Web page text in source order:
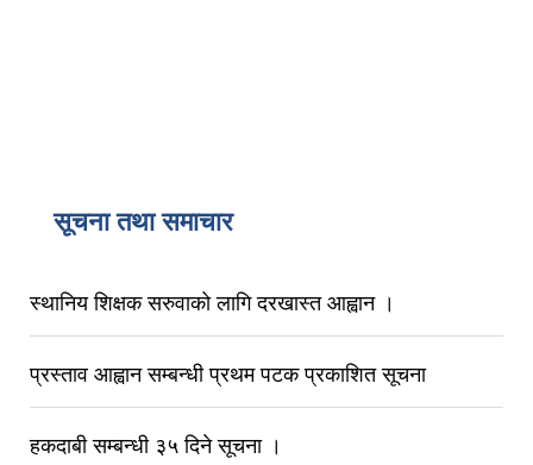
सूचना तथा समाचार
स्थानिय शिक्षक सरुवाको लागि दरखास्त आह्वान ।
प्रस्ताव आह्वान सम्बन्धी प्रथम पटक प्रकाशित सूचना
हकदाबी सम्बन्धी ३५ दिने सूचना ।